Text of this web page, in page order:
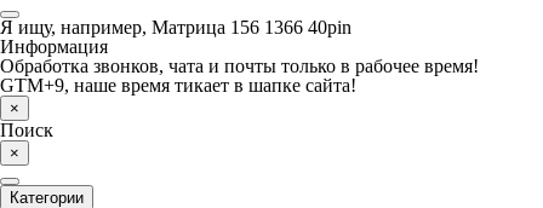
Я ищу, например, Матрица 156 1366 40pin
Информация
Обработка звонков, чата и почты только в рабочее время!
GTM+9, наше время тикает в шапке сайта!
×
Поиск
×
Категории